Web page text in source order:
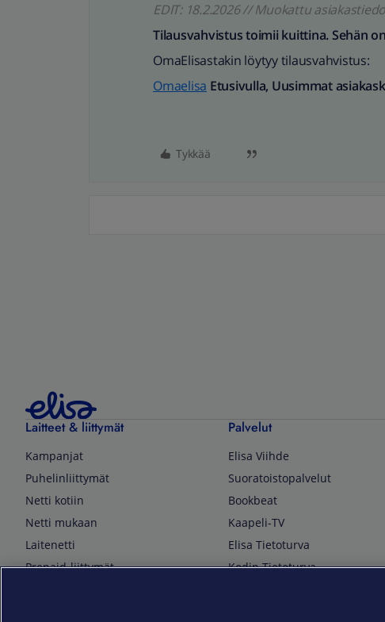
EDIT: 18.2.2026 // Muokattu
Tilausvahvistus toimii kuittina. Sehän
OmaElisastakin löytyy tilausvahvistus:
Omaelisa Etusivulla, Uusimmat
Tykkää
Laitteet & liittymät
Kampanjat
Puhelinliittymät
Netti kotiin
Netti mukaan
Laitenetti
Prepaid-liittymät
Palvelut
Elisa Viihde
Suoratoistopalvelut
Bookbeat
Kaapeli-TV
Elisa Tietoturva
Kodin Tietoturva